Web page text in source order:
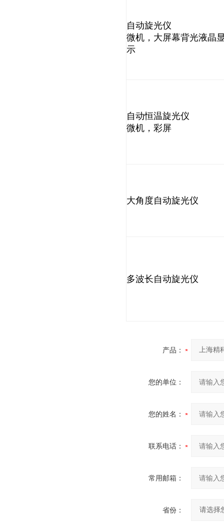
自动旋光仪
微机，大屏幕背光液晶
示
自动恒温旋光仪
微机，彩屏
大角度自动旋光仪
多波长自动旋光仪
产品：
您的单位：
您的姓名：
联系电话：
常用邮箱：
省份：